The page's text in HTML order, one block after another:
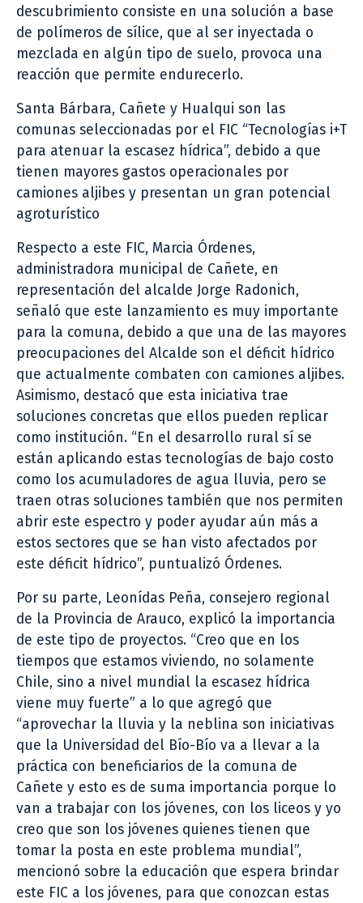
descubrimiento consiste en una solución a base
de polímeros de sílice, que al ser inyectada o
mezclada en algún tipo de suelo, provoca una
reacción que permite endurecerlo.
Santa Bárbara, Cañete y Hualqui son las
comunas seleccionadas por el FIC “Tecnologías i+T
para atenuar la escasez hídrica”, debido a que
tienen mayores gastos operacionales por
camiones aljibes y presentan un gran potencial
agroturístico
Respecto a este FIC, Marcia Órdenes,
administradora municipal de Cañete, en
representación del alcalde Jorge Radonich,
señaló que este lanzamiento es muy importante
para la comuna, debido a que una de las mayores
preocupaciones del Alcalde son el déficit hídrico
que actualmente combaten con camiones aljibes.
Asimismo, destacó que esta iniciativa trae
soluciones concretas que ellos pueden replicar
como institución. “En el desarrollo rural sí se
están aplicando estas tecnologías de bajo costo
como los acumuladores de agua lluvia, pero se
traen otras soluciones también que nos permiten
abrir este espectro y poder ayudar aún más a
estos sectores que se han visto afectados por
este déficit hídrico”, puntualizó Órdenes.
Por su parte, Leonídas Peña, consejero regional
de la Provincia de Arauco, explicó la importancia
de este tipo de proyectos. “Creo que en los
tiempos que estamos viviendo, no solamente
Chile, sino a nivel mundial la escasez hídrica
viene muy fuerte” a lo que agregó que
“aprovechar la lluvia y la neblina son iniciativas
que la Universidad del Bío-Bío va a llevar a la
práctica con beneficiarios de la comuna de
Cañete y esto es de suma importancia porque lo
van a trabajar con los jóvenes, con los liceos y yo
creo que son los jóvenes quienes tienen que
tomar la posta en este problema mundial”,
mencionó sobre la educación que espera brindar
este FIC a los jóvenes, para que conozcan estas